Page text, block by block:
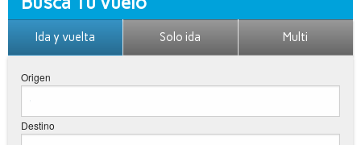
Ida y vuelta Solo ida Multi
Origen
Destino